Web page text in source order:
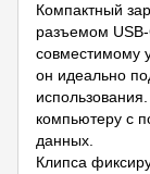
Компактный
разъемом
совместимому
он идеально
компьютеру с
данных.
Клипса